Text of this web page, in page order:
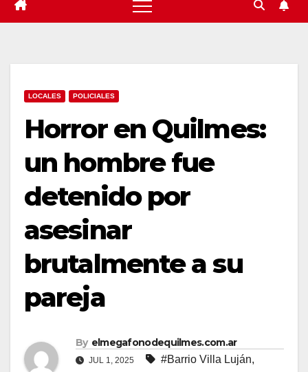
LOCALES POLICIALES
Horror en Quilmes:
un hombre fue
detenido por
asesinar
brutalmente a su
pareja
By elmegafonodequilmes.com.ar
JUL 1, 2025 #Barrio Villa Luján,